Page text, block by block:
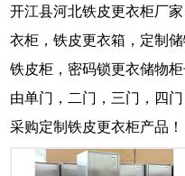
开江县河北铁皮更衣柜厂
衣柜，铁皮更衣箱，定制
铁皮柜，密码锁更衣储物
由单门，二门，三门，四
采购定制铁皮更衣柜产品！